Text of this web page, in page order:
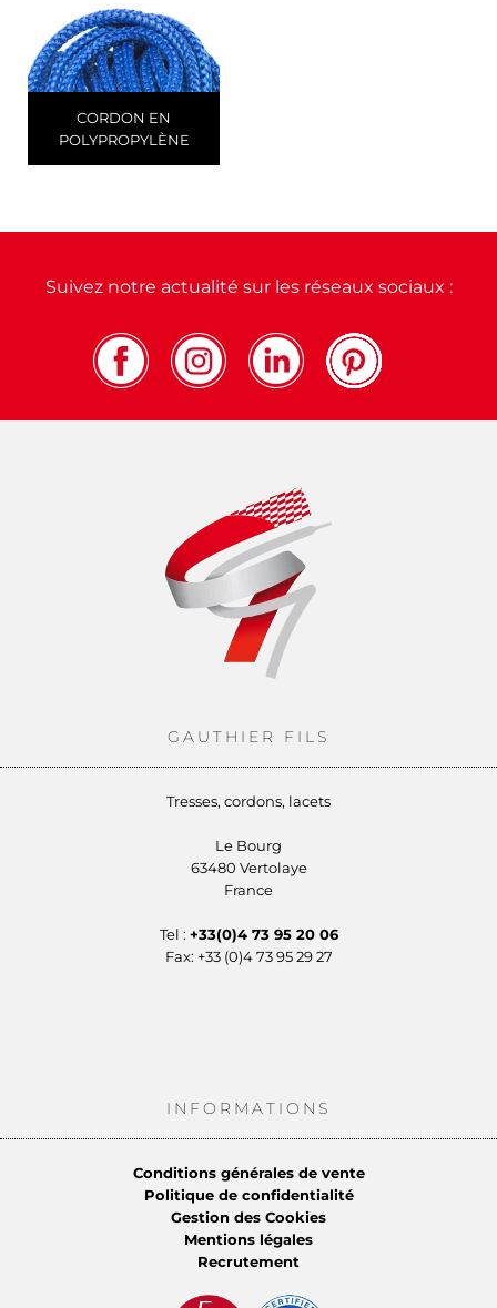
CORDON EN
POLYPROPYLÈNE
Suivez notre actualité sur les réseaux sociaux :
GAUTHIER FILS
Tresses, cordons, lacets
Le Bourg
63480 Vertolaye
France
Tel : +33(0)4 73 95 20 06
Fax: +33 (0)4 73 95 29 27
INFORMATIONS
Conditions générales de vente
Politique de confidentialité
Gestion des Cookies
Mentions légales
Recrutement